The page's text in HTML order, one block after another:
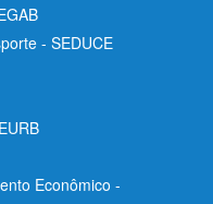
- SEDUCE
Econômico -